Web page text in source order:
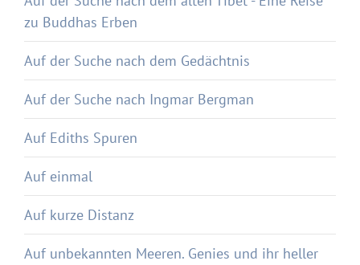
zu Buddhas Erben
Auf der Suche nach dem Gedächtnis
Auf der Suche nach Ingmar Bergman
Auf Ediths Spuren
Auf einmal
Auf kurze Distanz
Auf unbekannten Meeren. Genies und ihr heller